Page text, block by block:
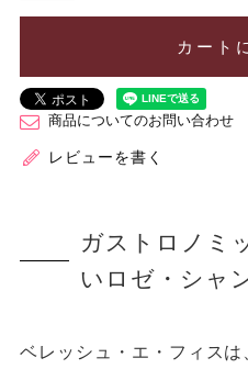
カート
商品についてのお問い合わせ
レビューを書く
ガストロノミ
いロゼ・シャ
ベレッシュ・エ・フィス